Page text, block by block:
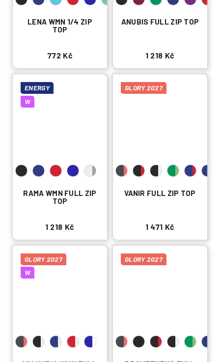
LENA WMN 1/4 ZIP
TOP
772 Kč
ANUBIS FULL ZIP TOP
1 218 Kč
ENERGY
W
RAMA WMN FULL ZIP
TOP
1 218 Kč
GLORY 2027
VANIR FULL ZIP TOP
1 471 Kč
GLORY 2027
W
GLORY 2027